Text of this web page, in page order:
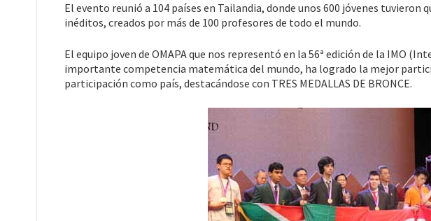
El evento reunió a 104 países en Tailandia, donde unos 600 jóvenes
inéditos, creados por más de 100 profesores de todo el mundo.
El equipo joven de OMAPA que nos representó en la 56ª edición de la IMO
importante competencia matemática del mundo, ha logrado la mejor
participación como país, destacándose con TRES MEDALLAS DE BRONCE.